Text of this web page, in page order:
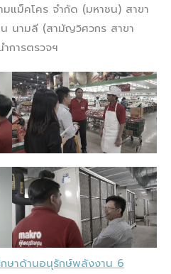
แม็คโคร จำกัด (มหาชน) สาขา
นามลี (สามัญวิศวกร สาขา
การตรวจฯ
กษาด้านอนุรักษ์พลังงาน 6